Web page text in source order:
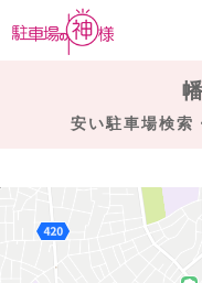
安い駐車場検索